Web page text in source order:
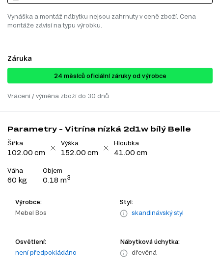
Vynáška a montáž nábytku nejsou zahrnuty v ceně zboží. Cena
montáže závisí na typu výrobku.
Záruka
24 ​​​​měsíců oficiální záruky od výrobce
Vrácení / výměna zboží do 30 dnů
Parametry - Vitrína nízká 2d1w bílý Belle
Šířka
102.00 cm
Výška
152.00 cm
Hloubka
41.00 cm
Váha
60 kg
Objem
0.18 m3
Výrobce:
Mebel Bos
Styl:
skandinávský styl
Osvětlení:
není předpokládáno
Nábytková úchytka:
dřevěná